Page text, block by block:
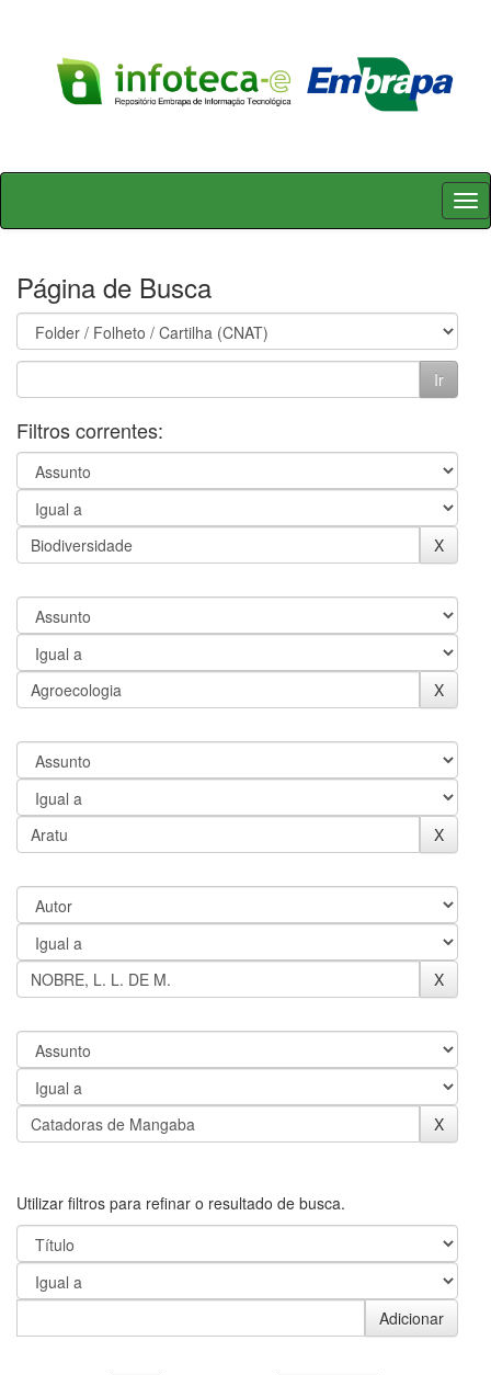
Skip
Página de Busca
Filtros correntes:
Utilizar filtros para refinar o resultado de busca.